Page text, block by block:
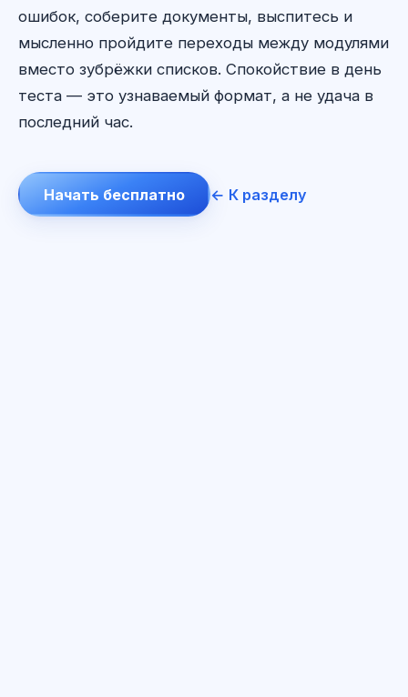
ошибок, соберите документы, выспитесь и
мысленно пройдите переходы между модулями
вместо зубрёжки списков. Спокойствие в день
теста — это узнаваемый формат, а не удача в
последний час.
Начать бесплатно ← К разделу